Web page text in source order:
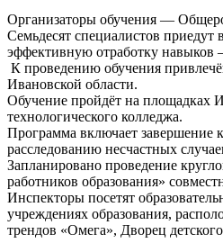
Организаторы обучения —
Семьдесят специалистов
эффективную отработку навыков
К проведению обучения
Ивановской области.
Обучение пройдёт на площадках
технологического колледжа.
Программа включает завершение
расследованию несчастных
Запланировано проведение
работников образования»
Инспекторы посетят
учреждениях образования,
трендов «Омега», Дворец